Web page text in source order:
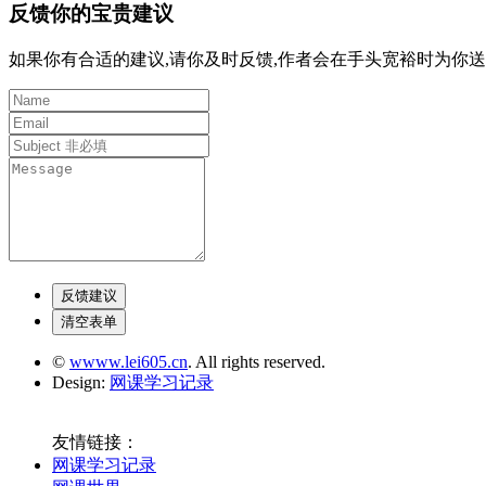
反馈你的宝贵建议
如果你有合适的建议,请你及时反馈,作者会在手头宽裕时为你
© wwww.lei605.cn. All rights reserved.
Design: 网课学习记录
友情链接：
网课学习记录